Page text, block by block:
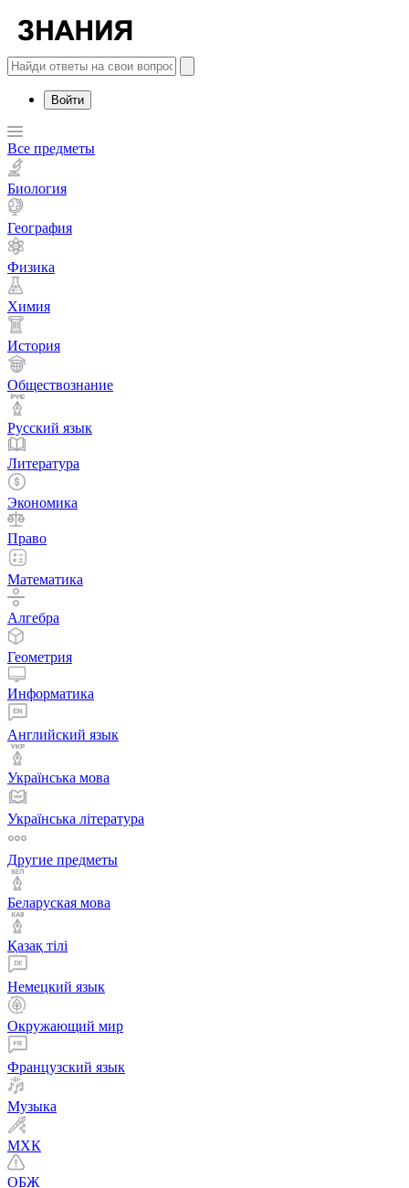
Войти
Все предметы
Биология
География
Физика
Химия
История
Обществознание
Русский язык
Литература
Экономика
Право
Математика
Алгебра
Геометрия
Информатика
Английский язык
Українська мова
Українська література
Другие предметы
Беларуская мова
Қазақ тiлi
Немецкий язык
Окружающий мир
Французский язык
Музыка
МХК
ОБЖ